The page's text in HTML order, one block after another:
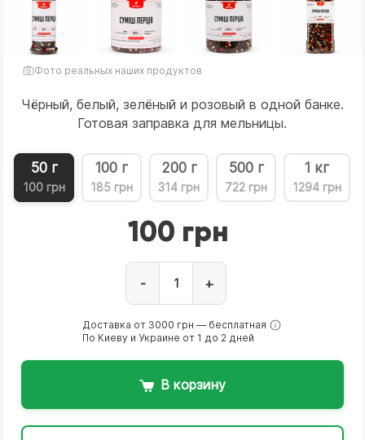
Фото реальных наших продуктов
Чёрный, белый, зелёный и розовый в одной банке.
Готовая заправка для мельницы.
50 г
100 грн
100 г
185 грн
200 г
314 грн
500 г
722 грн
1 кг
1294 грн
100 грн
- +
Доставка от 3000 грн — бесплатная
По Киеву и Украине от 1 до 2 дней
В корзину